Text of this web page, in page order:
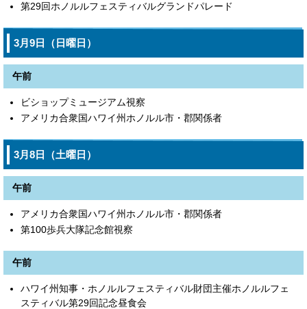
第29回ホノルルフェスティバルグランドパレード
3月9日（日曜日）
午前
ビショップミュージアム視察
アメリカ合衆国ハワイ州ホノルル市・郡関係者
3月8日（土曜日）
午前
アメリカ合衆国ハワイ州ホノルル市・郡関係者
第100歩兵大隊記念館視察
午前
ハワイ州知事・ホノルルフェスティバル財団主催ホノルルフェ
スティバル第29回記念昼食会